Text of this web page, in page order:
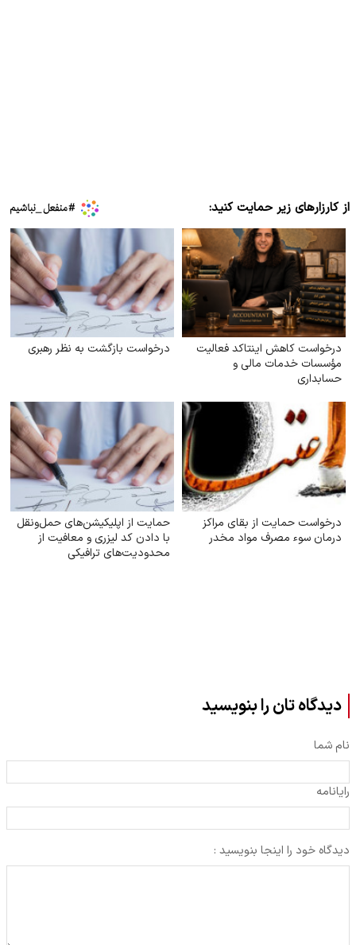
از کارزارهای زیر حمایت کنید:
درخواست کاهش اینتاکد فعالیت
مؤسسات خدمات مالی و
حسابداری
درخواست بازگشت به نظر رهبری
درخواست حمایت از بقای مراکز
درمان سوء مصرف مواد مخدر
حمایت از اپلیکیشن‌های حمل‌ونقل
با دادن کد لیزری و معافیت از
محدودیت‌های ترافیکی
دیدگاه تان را بنویسید
نام شما
رایانامه
دیدگاه خود را اینجا بنویسید :